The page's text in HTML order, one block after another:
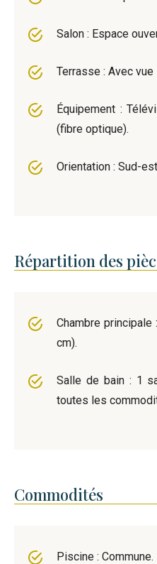
Salon : Espace
Terrasse : Avec vue
Équipement :
(fibre optique).
Orientation : Sud-
Répartition des
Chambre
cm).
Salle de bain : 1
toutes les
Commodités
Piscine : Commune.